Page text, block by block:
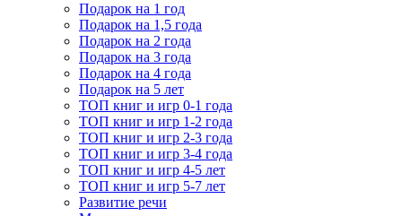
Подарок на 1 год
Подарок на 1,5 года
Подарок на 2 года
Подарок на 3 года
Подарок на 4 года
Подарок на 5 лет
ТОП книг и игр 0-1 года
ТОП книг и игр 1-2 года
ТОП книг и игр 2-3 года
ТОП книг и игр 3-4 года
ТОП книг и игр 4-5 лет
ТОП книг и игр 5-7 лет
Развитие речи